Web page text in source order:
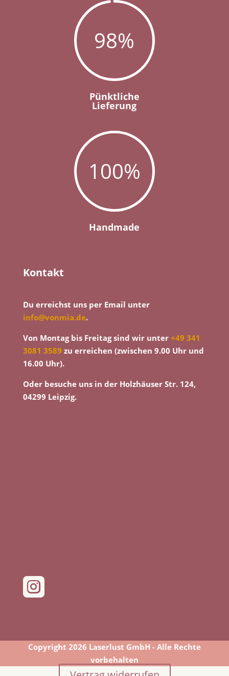
98%
Pünktliche
Lieferung
100%
Handmade
Kontakt
Du erreichst uns per Email unter
info@vonmia.de.
Von Montag bis Freitag sind wir unter +49 341
3081 3589 zu erreichen (zwischen 9.00 Uhr und
16.00 Uhr).
Oder besuche uns in der Holzhäuser Str. 124,
04299 Leipzig.

Copyright 2026 Laserlust GmbH - Alle Rechte
vorbehalten